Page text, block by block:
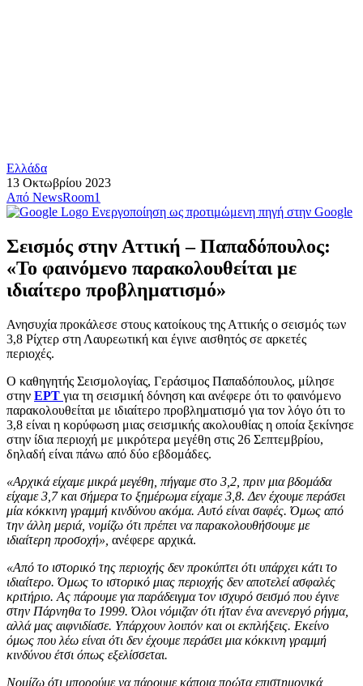
Ελλάδα
13 Οκτωβρίου 2023
Από NewsRoom1
Ενεργοποίηση ως προτιμώμενη πηγή στην Google
Σεισμός στην Αττική – Παπαδόπουλος:
«Το φαινόμενο παρακολουθείται με
ιδιαίτερο προβληματισμό»
Ανησυχία προκάλεσε στους κατοίκους της Αττικής ο σεισμός των
3,8 Ρίχτερ στη Λαυρεωτική και έγινε αισθητός σε αρκετές
περιοχές.
Ο καθηγητής Σεισμολογίας, Γεράσιμος Παπαδόπουλος, μίλησε
στην ΕΡΤ για τη σεισμική δόνηση και ανέφερε ότι το φαινόμενο
παρακολουθείται με ιδιαίτερο προβληματισμό για τον λόγο ότι το
3,8 είναι η κορύφωση μιας σεισμικής ακολουθίας η οποία ξεκίνησε
στην ίδια περιοχή με μικρότερα μεγέθη στις 26 Σεπτεμβρίου,
δηλαδή είναι πάνω από δύο εβδομάδες.
«Αρχικά είχαμε μικρά μεγέθη, πήγαμε στο 3,2, πριν μια βδομάδα
είχαμε 3,7 και σήμερα το ξημέρωμα είχαμε 3,8. Δεν έχουμε περάσει
μία κόκκινη γραμμή κινδύνου ακόμα. Αυτό είναι σαφές. Όμως από
την άλλη μεριά, νομίζω ότι πρέπει να παρακολουθήσουμε με
ιδιαίτερη προσοχή», ανέφερε αρχικά.
«Από το ιστορικό της περιοχής δεν προκύπτει ότι υπάρχει κάτι το
ιδιαίτερο. Όμως το ιστορικό μιας περιοχής δεν αποτελεί ασφαλές
κριτήριο. Ας πάρουμε για παράδειγμα τον ισχυρό σεισμό που έγινε
στην Πάρνηθα το 1999. Όλοι νόμιζαν ότι ήταν ένα ανενεργό ρήγμα,
αλλά μας αιφνιδίασε. Υπάρχουν λοιπόν και οι εκπλήξεις. Εκείνο
όμως που λέω είναι ότι δεν έχουμε περάσει μια κόκκινη γραμμή
κινδύνου έτσι όπως εξελίσσεται.
Νομίζω ότι μπορούμε να πάρουμε κάποια πρώτα επιστημονικά